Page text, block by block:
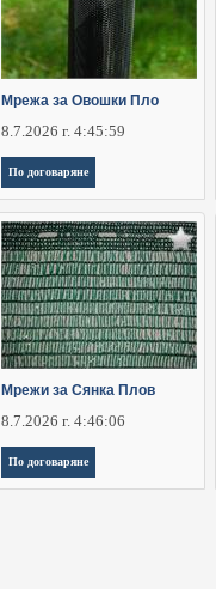
Мрежа за Овошки Пло
8.7.2026 г. 4:45:59
По договаряне
Мрежи за Сянка Плов
8.7.2026 г. 4:46:06
По договаряне